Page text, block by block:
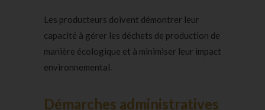
Les producteurs doivent démontrer leur
capacité à gérer les déchets de production de
manière écologique et à minimiser leur impact
environnemental.
Démarches administratives